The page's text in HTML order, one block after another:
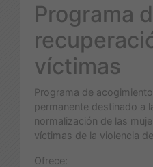
Programa
víctimas
Programa de
permanente destinado a
normalización de las
víctimas de la violencia
Ofrece: